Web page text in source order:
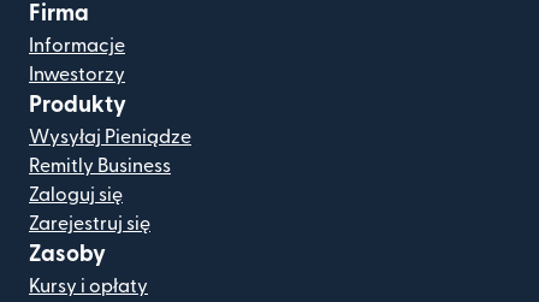
Firma
Informacje
Inwestorzy
Produkty
Wysyłaj Pieniądze
Remitly Business
Zaloguj się
Zarejestruj się
Zasoby
Kursy i opłaty